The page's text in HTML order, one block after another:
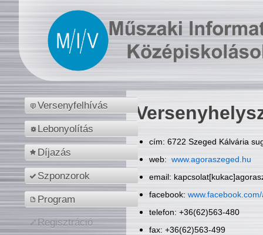
Versenyfelhívás
Lebonyolítás
Díjazás
Szponzorok
Program
Regisztráció
cím: 6722 Szeged Kálvária
web: www.agoraszeged.hu
email:
facebook:
telefon: +36(62)563-480
fax: +36(62)563-499